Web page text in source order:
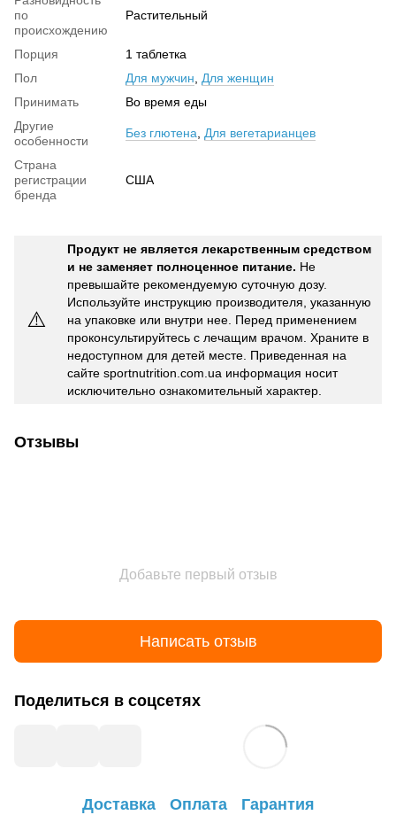
по
происхождению
Растительный
Порция
1 таблетка
Пол
Для мужчин, Для женщин
Принимать
Во время еды
Другие
особенности
Без глютена, Для вегетарианцев
Страна
регистрации
бренда
США
⚠️
Продукт не является лекарственным средством
и не заменяет полноценное питание. Не
превышайте рекомендуемую суточную дозу.
Используйте инструкцию производителя, указанную
на упаковке или внутри нее. Перед применением
проконсультируйтесь с лечащим врачом. Храните в
недоступном для детей месте. Приведенная на
сайте sportnutrition.com.ua информация носит
исключительно ознакомительный характер.
Отзывы
Добавьте первый отзыв
Написать отзыв
Поделиться в соцсетях
Доставка Оплата Гарантия